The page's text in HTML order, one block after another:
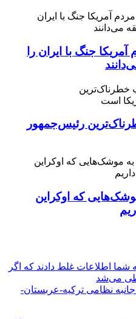
جنگ با ایران را
رئیس‌جمهور
که اوکراین
شما اطلاعات غلط دادند که اگر
می‌شد
نظامی ترکیه-عربستان-